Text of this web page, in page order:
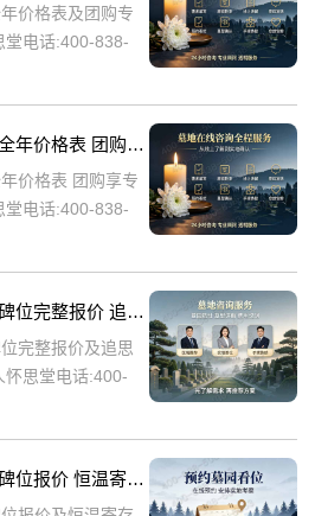
价格表及团购专
电话:400-838-
念的转变，越来
长城华人怀思堂壁葬碑位全年价格表 团购享专属折扣福利详解
价格表 团购享专
电话:400-838-
念的变化，越来
长城华人怀思堂室内单人碑位完整报价 追思厅使用费用减免详解
完整报价及追思
思堂电话:400-
和人们生活水平
长城华人怀思堂室内纪念碑位报价 恒温寄存配套同步减免详解